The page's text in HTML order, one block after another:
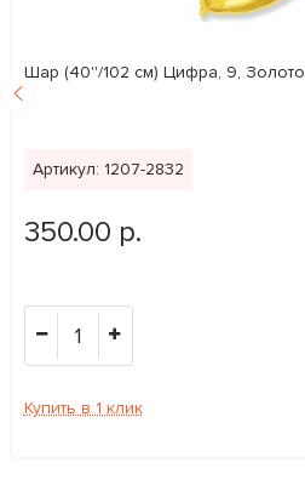
Шар (40''/102 см) Цифра, 9, Золото
Артикул: 1207-2832
350.00 р.
1
Купить в 1 клик